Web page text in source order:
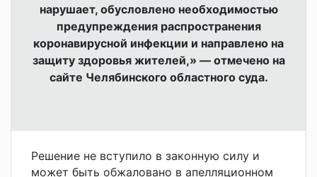
нарушает, обусловлено необходимостью
предупреждения распространения
коронавирусной инфекции и направлено на
защиту здоровья жителей,» — отмечено на
сайте Челябинского областного суда.
Решение не вступило в законную силу и
может быть обжаловано в апелляционном